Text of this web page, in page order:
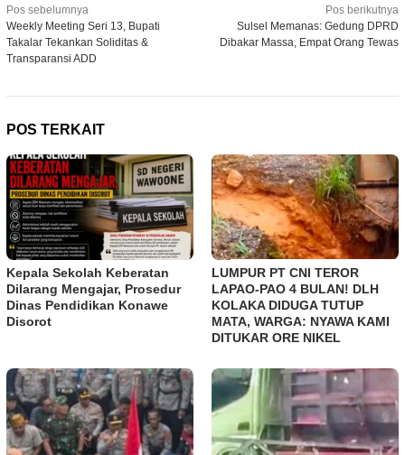
Navigasi
pos
Pos sebelumnya
Weekly Meeting Seri 13, Bupati
Takalar Tekankan Soliditas &
Transparansi ADD
Pos berikutnya
Sulsel Memanas: Gedung DPRD
Dibakar Massa, Empat Orang Tewas
POS TERKAIT
Kepala Sekolah Keberatan
Dilarang Mengajar, Prosedur
Dinas Pendidikan Konawe
Disorot
LUMPUR PT CNI TEROR
LAPAO-PAO 4 BULAN! DLH
KOLAKA DIDUGA TUTUP
MATA, WARGA: NYAWA KAMI
DITUKAR ORE NIKEL